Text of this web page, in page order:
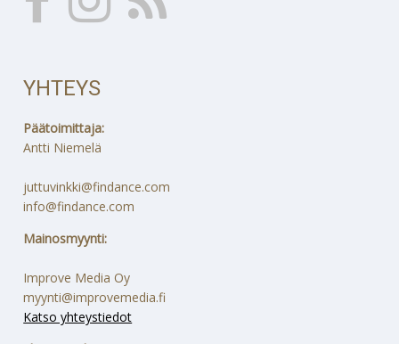
YHTEYS
Päätoimittaja:
Antti Niemelä
juttuvinkki@findance.com
info@findance.com
Mainosmyynti:
Improve Media Oy
myynti@improvemedia.fi
Katso yhteystiedot